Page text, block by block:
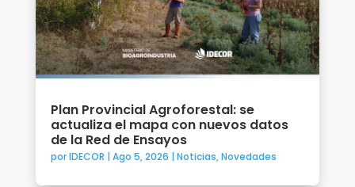
Plan Provincial Agroforestal: se
actualiza el mapa con nuevos datos
de la Red de Ensayos
porIDECOR | Ago 5, 2026 | Noticias,Novedades